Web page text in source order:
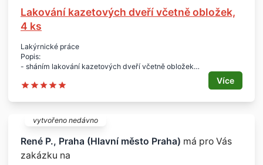
Lakování kazetových dveří včetně obložek,
4 ks
Lakýrnické práce
Popis:
- sháním lakování kazetových dveří včetně obložek
Rozsah:
- Praha 8
Více
vytvořeno nedávno
René P., Praha (Hlavní město Praha) má pro Vás
zakázku na